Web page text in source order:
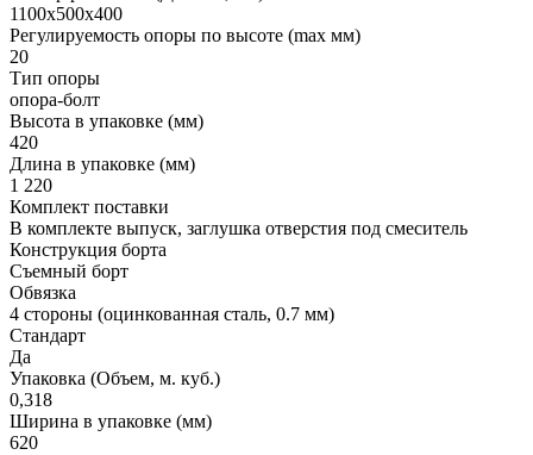
1100х500х400
Регулируемость опоры по высоте (max мм)
20
Тип опоры
опора-болт
Высота в упаковке (мм)
420
Длина в упаковке (мм)
1 220
Комплект поставки
В комплекте выпуск, заглушка отверстия под смеситель
Конструкция борта
Съемный борт
Обвязка
4 стороны (оцинкованная сталь, 0.7 мм)
Стандарт
Да
Упаковка (Объем, м. куб.)
0,318
Ширина в упаковке (мм)
620